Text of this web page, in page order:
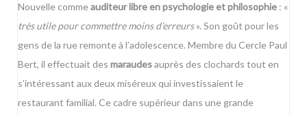
Nouvelle commeauditeur libre en psychologie et philosophie : «
très utile pour commettre moins d’erreurs». Son goût pour les
gens de la rue remonte à l’adolescence. Membre du Cercle Paul
Bert, il effectuait des maraudesauprès des clochards tout en
s’intéressant aux deux miséreux qui investissaient le
restaurant familial. Ce cadre supérieur dans une grande